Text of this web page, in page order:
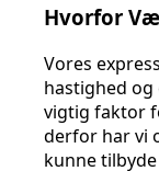
Hvorfor
Vores
hastighed
vigtig faktor
derfor har vi
kunne